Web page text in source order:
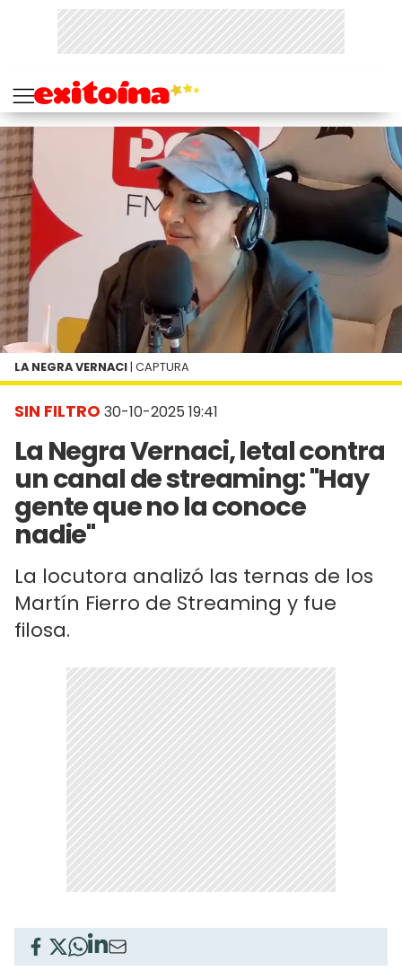
SIN FILTRO 30-10-2025 19:41
La Negra Vernaci, letal contra
un canal de streaming: "Hay
gente que no la conoce
nadie"
La locutora analizó las ternas de los
Martín Fierro de Streaming y fue
filosa.
LA NEGRA VERNACI | CAPTURA